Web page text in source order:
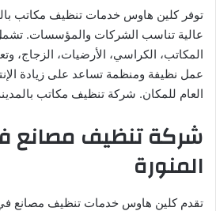
توفر كلين هاوس خدمات تنظيف مكاتب
عالية تناسب الشركات والمؤسسات.
المكاتب، الكراسي، الأرضيات، الزجاج،
عمل نظيفة ومنظمة تساعد على زيادة
العام للمكان. شركة تنظيف مكاتب
شركة تنظيف مصانع
المنورة
تقدم كلين هاوس خدمات تنظيف مصانع في